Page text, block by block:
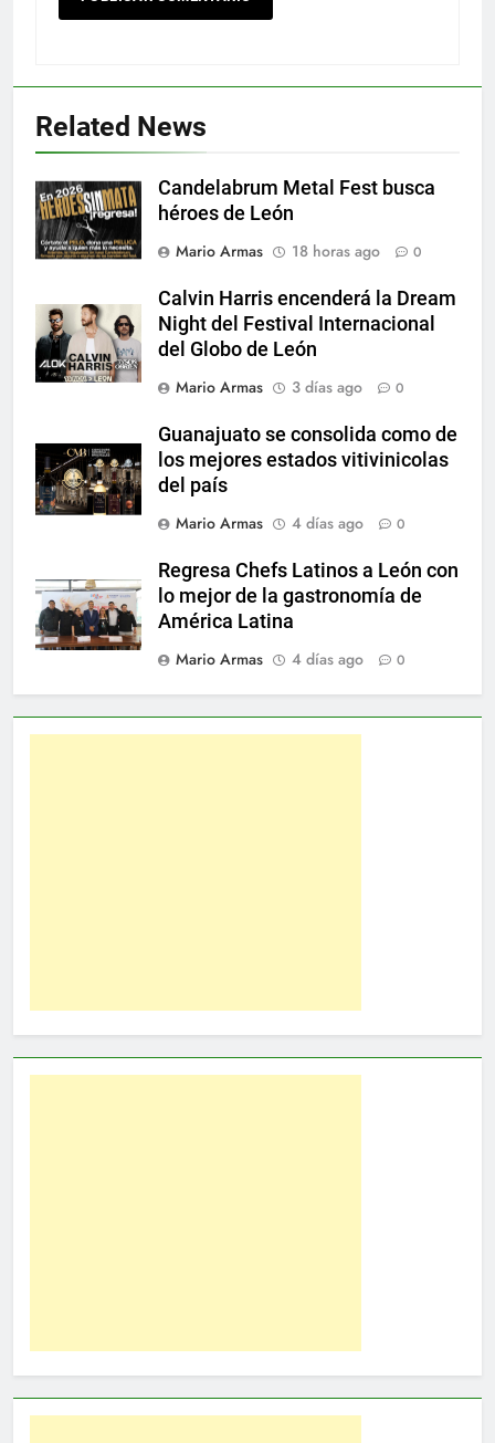
Related News
Candelabrum Metal Fest busca
héroes de León
Mario Armas
18 horas ago 0
Calvin Harris encenderá la Dream
Night del Festival Internacional
del Globo de León
Mario Armas
3 días ago 0
Guanajuato se consolida como de
los mejores estados vitivinicolas
del país
Mario Armas
4 días ago 0
Regresa Chefs Latinos a León con
lo mejor de la gastronomía de
América Latina
Mario Armas
4 días ago 0